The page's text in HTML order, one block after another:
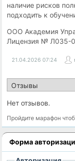
наличие рисков
подходить к
ООО Академия
Лицензия № Л035-
21.04.2026 07:24
Нет отзывов.
Пройдите марафон
Форма